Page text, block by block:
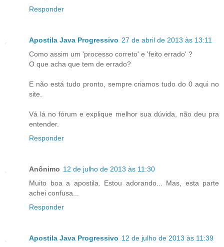
Responder
Apostila Java Progressivo 27 de abril de 2013 às 13:11
Como assim um 'processo correto' e 'feito errado' ?
O que acha que tem de errado?
E não está tudo pronto, sempre criamos tudo do 0 aqui no
site.
Vá lá no fórum e explique melhor sua dúvida, não deu pra
entender.
Responder
Anônimo 12 de julho de 2013 às 11:30
Muito boa a apostila. Estou adorando... Mas, esta parte
achei confusa...
Responder
Apostila Java Progressivo 12 de julho de 2013 às 11:39